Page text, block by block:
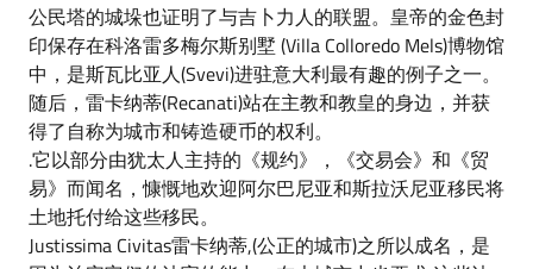
公民塔的城垛也证明了与吉卜力人的联盟。皇帝的金色封
印保存在科洛雷多梅尔斯别墅 (Villa Colloredo Mels)博物馆
中，是斯瓦比亚人(Svevi)进驻意大利最有趣的例子之一。
随后，雷卡纳蒂(Recanati)站在主教和教皇的身边，并获
得了自称为城市和铸造硬币的权利。
.它以部分由犹太人主持的《规约》，《交易会》和《贸
易》而闻名，慷慨地欢迎阿尔巴尼亚和斯拉沃尼亚移民将
土地托付给这些移民。
Justissima Civitas雷卡纳蒂,(公正的城市)之所以成名，是